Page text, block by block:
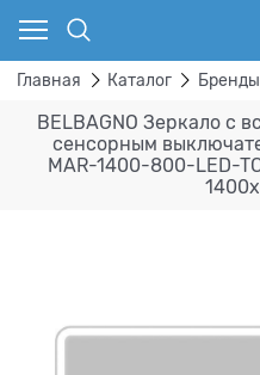
Главная Каталог Бренды
BELBAGNO Зеркало с
сенсорным
MAR-1400-800-LED-